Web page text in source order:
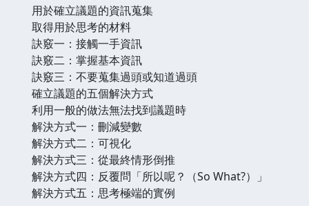
用於確立議題的資訊蒐集
取得用於思考的材料
訣竅一：接觸一手資訊
訣竅二：掌握基本資訊
訣竅三：不要蒐集過頭或知道過頭
確立議題的五個解決方式
利用一般的做法無法找到議題時
解決方式一：刪減變數
解決方式二：可視化
解決方式三：從最終情形倒推
解決方式四：反覆問「所以呢？（So What?）」
解決方式五：思考極端的實例